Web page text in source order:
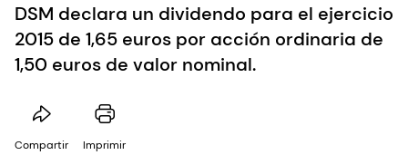
DSM declara un dividendo para el ejercicio
2015 de 1,65 euros por acción ordinaria de
1,50 euros de valor nominal.
Compartir Imprimir